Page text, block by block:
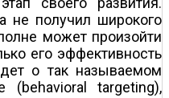
не получил широкого
может произойти
его эффективность
о так называемом
(behavioral targeting),